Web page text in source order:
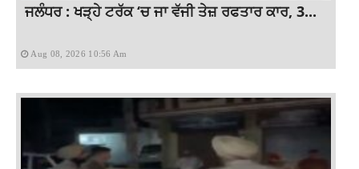
ਜਲੰਧਰ : ਖੜ੍ਹੇ ਟਰੱਕ ‘ਚ ਜਾ ਵੱਜੀ ਤੇਜ਼ ਰਫਤਾਰ ਕਾਰ, 3...
Aug 08, 2026 10:56 Am